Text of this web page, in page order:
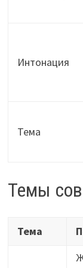
Интонация
Тема
Темы
Тема